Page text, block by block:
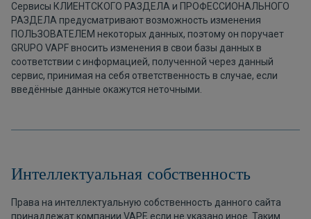
Сервисы КЛИЕНТСКОГО РАЗДЕЛА и ПРОФЕССИОНАЛЬНОГО
РАЗДЕЛА предусматривают возможность изменения
ПОЛЬЗОВАТЕЛЕМ некоторых данных, поэтому он поручает
GRUPO VAPF вносить изменения в свои базы данных в
соответствии с информацией, полученной через данный
сервис, принимая на себя ответственность в случае, если
введённые данные окажутся неточными.
Интеллектуальная собственность
Права на интеллектуальную собственность данного сайта
принадлежат компании VAPF, если не указано иное. Таким